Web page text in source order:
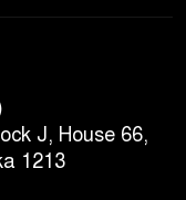
J, House 66,
1213